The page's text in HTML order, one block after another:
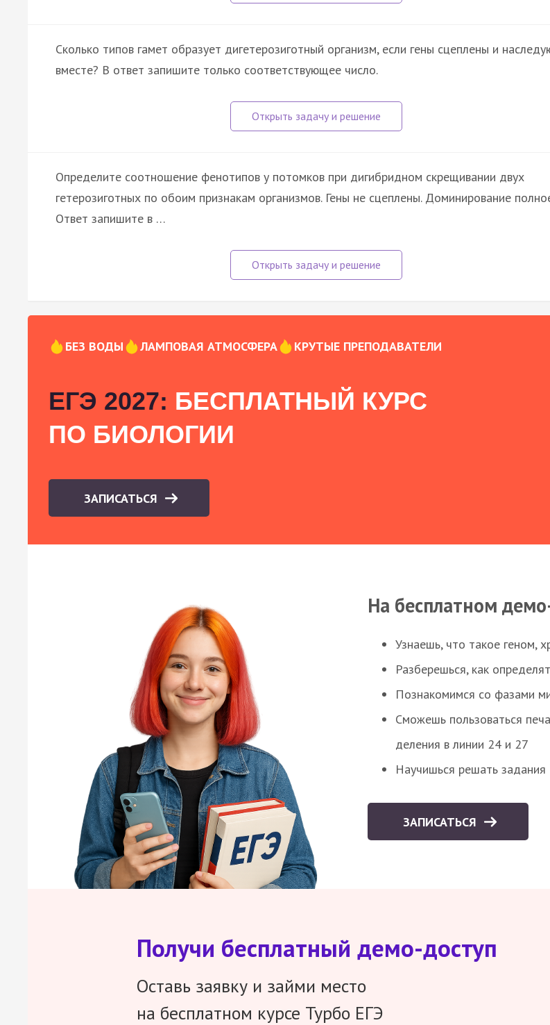
Сколько типов гамет образует дигетерозиготный организм, если гены сцеплены и
вместе? В ответ запишите только соответствующее число.
Определите соотношение фенотипов у потомков при дигибридном скрещивании двух
гетерозиготных по обоим признакам организмов. Гены не сцеплены. Доминирование
Ответ запишите в …
БЕЗ ВОДЫ ЛАМПОВАЯ АТМОСФЕРА КРУТЫЕ ПРЕПОДАВАТЕЛИ
ЕГЭ 2027: БЕСПЛАТНЫЙ КУРС
ПО БИОЛОГИИ
ЗАПИСАТЬСЯ
На бесплатном
Узнаешь, что такое геном,
Разберешься, как
Познакомимся со фазами
Сможешь пользоваться
деления в линии 24 и 27
Научишься решать
ЗАПИСАТЬСЯ
Получи бесплатный демо-доступ
Оставь заявку и займи место
на бесплатном курсе Турбо ЕГЭ